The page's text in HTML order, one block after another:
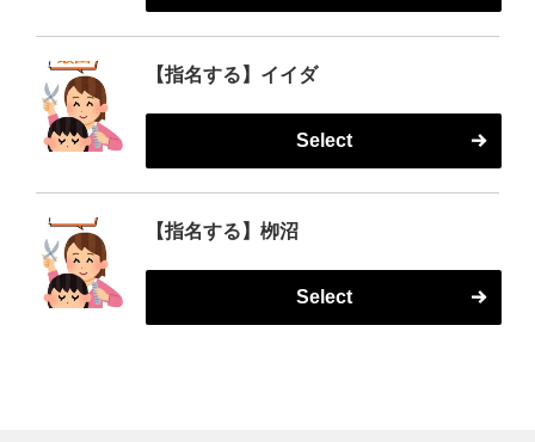
【指名する】イイダ
Select
【指名する】栁沼
Select